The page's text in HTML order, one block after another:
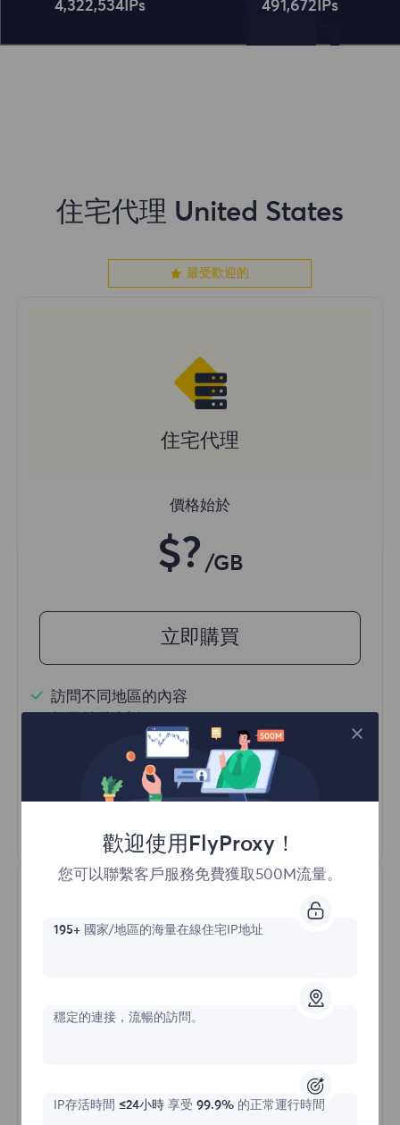
4,322,534 IPs 491,672 IPs
住宅代理 United States
最受歡迎的
住宅代理
價格始於
$? /GB
立即購買
訪問不同地區的內容
一億+ 優質住宅代理
自動代理輪換
HTTP(S)/SOCKS5
瞭解更多
不限流量住宅代理
歡迎使用FlyProxy！
您可以聯繫客戶服務免費獲取500M流量。
195+國家/地區的海量在線住宅IP地址
穩定的連接，流暢的訪問。
IP存活時間 ≤24小時享受 99.9%的正常運行時間